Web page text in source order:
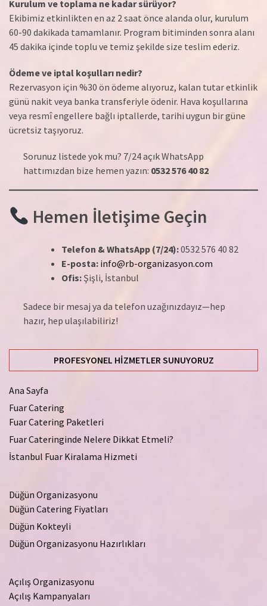
Kurulum ve toplama ne kadar sürüyor?
Ekibimiz etkinlikten en az 2 saat önce alanda olur, kurulum
60-90 dakikada tamamlanır. Program bitiminden sonra alanı
45 dakika içinde toplu ve temiz şekilde size teslim ederiz.
Ödeme ve iptal koşulları nedir?
Rezervasyon için %30 ön ödeme alıyoruz, kalan tutar etkinlik
günü nakit veya banka transferiyle ödenir. Hava koşullarına
veya resmî engellere bağlı iptallerde, tarihi uygun bir güne
ücretsiz taşıyoruz.
Sorunuz listede yok mu? 7/24 açık WhatsApp
hattımızdan bize hemen yazın: 0532 576 40 82
Hemen İletişime Geçin
Telefon & WhatsApp (7/24):0532 576 40 82
E-posta: info@rb-organizasyon.com
Ofis: Şişli, İstanbul
Sadece bir mesaj ya da telefon uzağınızdayız—hep
hazır, hep ulaşılabiliriz!
PROFESYONEL HIZMETLER SUNUYORUZ
Ana Sayfa
Fuar Catering
Fuar Catering Paketleri
Fuar Cateringinde Nelere Dikkat Etmeli?
İstanbul Fuar Kiralama Hizmeti
Düğün Organizasyonu
Düğün Catering Fiyatları
Düğün Kokteyli
Düğün Organizasyonu Hazırlıkları
Açılış Organizasyonu
Açılış Kampanyaları